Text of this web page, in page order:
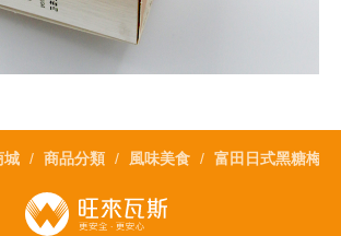
城 商品分類 風味美食 富田日式黑糖梅肉